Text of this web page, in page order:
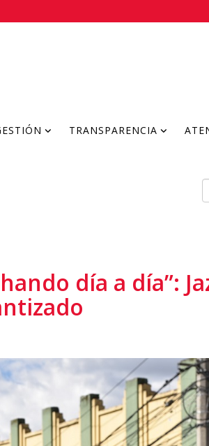
TRANSPARENCIA
día a día”: